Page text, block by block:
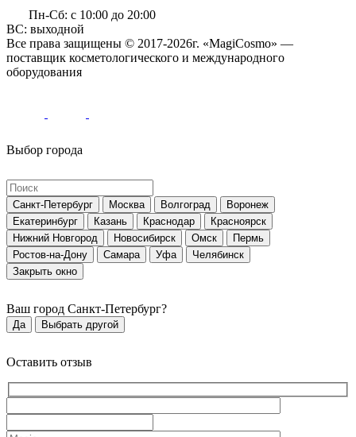
Пн-Сб: с 10:00 до 20:00
ВС: выходной
Все права защищены © 2017-2026г. «MagiCosmo» —
поставщик косметологического и международного
оборудования
Выбор города
Санкт-Петербург Москва Волгоград
Воронеж
Екатеринбург
Казань Краснодар
Красноярск
Нижний Новгород
Новосибирск Омск
Пермь
Ростов-на-Дону
Самара Уфа
Челябинск
Закрыть окно
Ваш город Санкт-Петербург?
Да Выбрать другой
Оставить отзыв